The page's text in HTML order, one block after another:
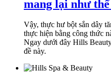
mang lại như thế
Vậy, thực hư bột sắn dây
thực hiện bằng công thức
Ngay dưới đây Hills
đề này.